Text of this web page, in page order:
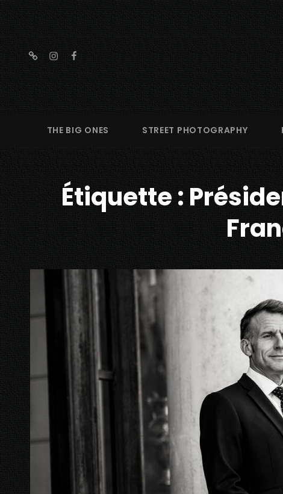
threadsinstagramfacebook
THE BIG ONES STREET PHOTOGRAPHY
Étiquette :